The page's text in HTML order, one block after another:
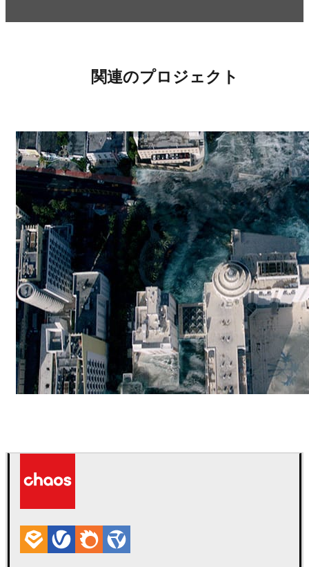
関連のプロジェクト